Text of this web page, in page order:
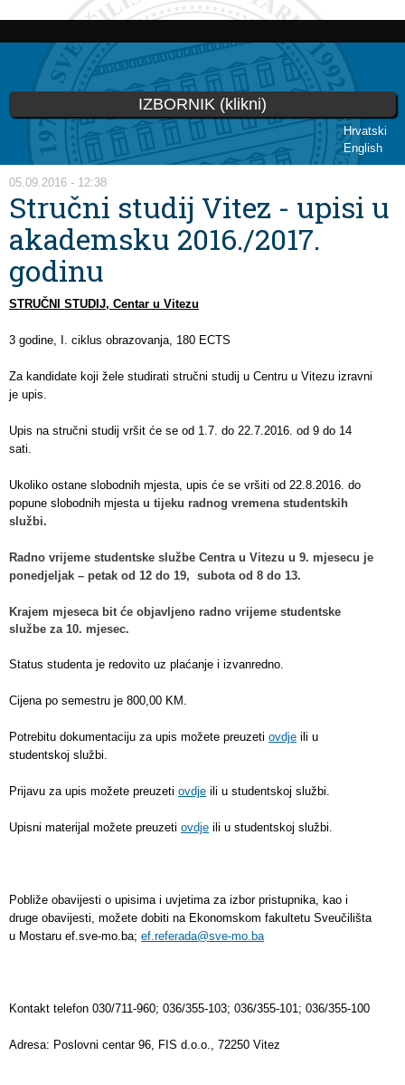
Skoči
glavni
sadržaj
Hrvatski
English
IZBORNIK (klikni)
Vi ste ovdje
05.09.2016 - 12:38
Stručni studij Vitez - upisi u
akademsku 2016./2017.
godinu
STRUČNI STUDIJ, Centar u Vitezu
3 godine, I. ciklus obrazovanja, 180 ECTS
Za kandidate koji žele studirati stručni studij u Centru u Vitezu izravni
je upis.
Upis na stručni studij vršit će se od 1.7. do 22.7.2016. od 9 do 14
sati.
Ukoliko ostane slobodnih mjesta, upis će se vršiti od 22.8.2016. do
popune slobodnih mjesta u tijeku radnog vremena studentskih
službi.
Radno vrijeme studentske službe Centra u Vitezu u 9. mjesecu je
ponedjeljak – petak od 12 do 19, subota od 8 do 13.
Krajem mjeseca bit će objavljeno radno vrijeme studentske
službe za 10. mjesec.
Status studenta je redovito uz plaćanje i izvanredno.
Cijena po semestru je 800,00 KM.
Potrebitu dokumentaciju za upis možete preuzeti ovdje ili u
studentskoj službi.
Prijavu za upis možete preuzeti ovdje ili u studentskoj službi.
Upisni materijal možete preuzeti ovdje ili u studentskoj službi.
Pobliže obavijesti o upisima i uvjetima za izbor pristupnika, kao i
druge obavijesti, možete dobiti na Ekonomskom fakultetu Sveučilišta
u Mostaru ef.sve-mo.ba; ef.referada@sve-mo.ba
Kontakt telefon 030/711-960; 036/355-103; 036/355-101; 036/355-100
Adresa: Poslovni centar 96, FIS d.o.o., 72250 Vitez